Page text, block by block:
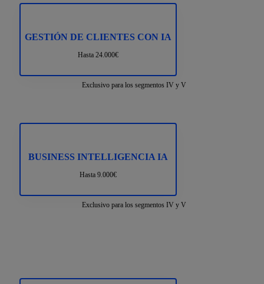
GESTIÓN DE CLIENTES CON IA
Hasta 24.000€
Exclusivo para los segmentos IV y V
BUSINESS INTELLIGENCIA IA
Hasta 9.000€
Exclusivo para los segmentos IV y V